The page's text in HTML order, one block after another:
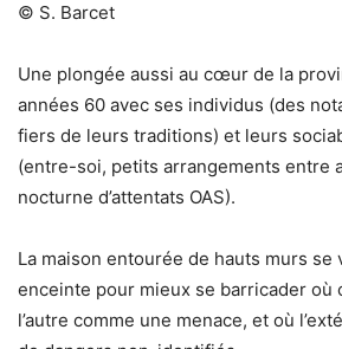
© S. Barcet
Une plongée aussi au cœur de la
années 60 avec ses individus (des
fiers de leurs traditions) et leurs
(entre-soi, petits arrangements entre
nocturne d’attentats OAS).
La maison entourée de hauts murs se
enceinte pour mieux se barricader où
l’autre comme une menace, et où